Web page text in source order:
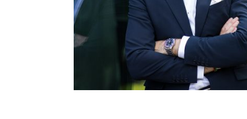
ARTIKEL ÖFFNEN